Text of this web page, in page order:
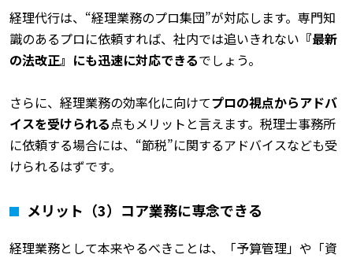
経理代行は、“経理業務のプロ集団”が対応します。専門知
識のあるプロに依頼すれば、社内では追いきれない 『最新
の法改正』にも迅速に対応できるでしょう。
さらに、経理業務の効率化に向けてプロの視点からアドバ
イスを受けられる点もメリットと言えます。税理士事務所
に依頼する場合には、“節税”に関するアドバイスなども受
けられるはずです。
メリット（3）コア業務に専念できる
経理業務として本来やるべきことは、「予算管理」や「資